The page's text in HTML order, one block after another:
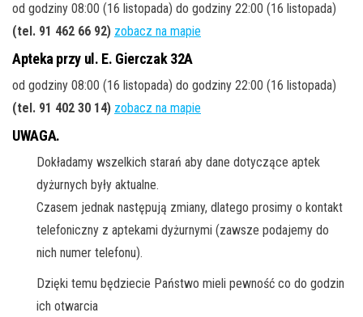
od godziny 08:00 (16 listopada) do godziny 22:00 (16 listopada)
(tel. 91 462 66 92) zobacz na mapie
Apteka przy ul. E. Gierczak 32A
od godziny 08:00 (16 listopada) do godziny 22:00 (16 listopada)
(tel. 91 402 30 14) zobacz na mapie
UWAGA.
Dokładamy wszelkich starań aby dane dotyczące aptek
dyżurnych były aktualne.
Czasem jednak następują zmiany, dlatego prosimy o kontakt
telefoniczny z aptekami dyżurnymi (zawsze podajemy do
nich numer telefonu).
Dzięki temu będziecie Państwo mieli pewność co do godzin
ich otwarcia